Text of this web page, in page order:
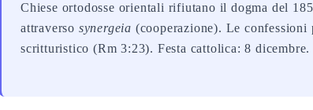
Chiese ortodosse orientali rifiutano il dogma del
attraverso synergeia (cooperazione). Le
scritturistico (Rm 3:23). Festa cattolica: 8 dicembre.